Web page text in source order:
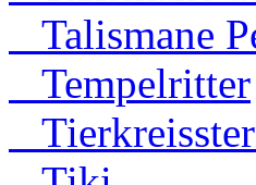
Talismane
Tempelritter